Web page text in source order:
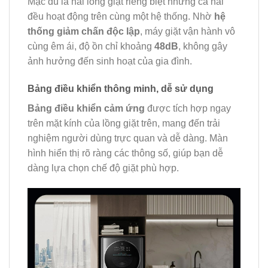
đều hoạt động trên cùng một hệ thống. Nhờ hệ
thống giảm chấn độc lập, máy giặt vận hành vô
cùng êm ái, độ ồn chỉ khoảng 48dB, không gây
ảnh hưởng đến sinh hoạt của gia đình.
Bảng điều khiển thông minh, dễ sử dụng
Bảng điều khiển cảm ứng được tích hợp ngay
trên mặt kính của lồng giặt trên, mang đến trải
nghiệm người dùng trực quan và dễ dàng. Màn
hình hiển thị rõ ràng các thông số, giúp bạn dễ
dàng lựa chọn chế độ giặt phù hợp.